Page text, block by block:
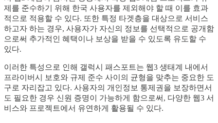
제를 준수하기 위해 한국 사용자를 제외해야 할 때 이를 효과
적으로 적용할 수 있다. 또한 특정 타겟층을 대상으로 서비스
하고자 하는 경우, 사용자가 자신의 정보를 선택적으로 공개함
으로써 추가적인 혜택이나 보상을 받을 수 있도록 유도할 수
있다.
이러한 특성으로 인해 갤럭시 패스포트는 웹3 생태계 내에서
프라이버시 보호와 규제 준수 사이의 균형을 맞추는 중요한 도
구로 자리잡고 있다. 사용자의 개인정보 통제권을 보장하면서
도 필요한 경우 신원 증명이 가능하게 함으로써, 다양한 웹3 서
비스와 프로젝트에서 유연하게 활용될 수 있다.